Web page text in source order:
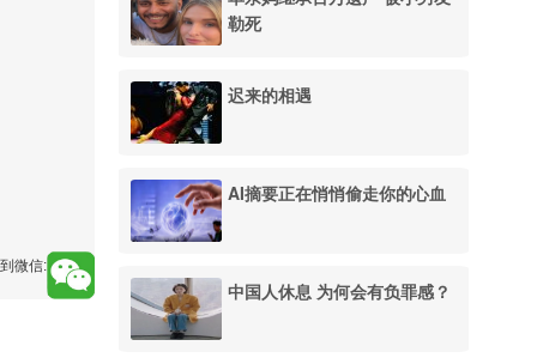
勒死
迟来的相遇
AI摘要正在悄悄偷走你的心血
中国人休息 为何会有负罪感？
微信: